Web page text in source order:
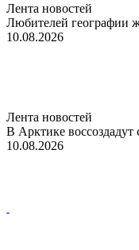
Лента новостей
Любителей географии
10.08.2026
Лента новостей
В Арктике
10.08.2026